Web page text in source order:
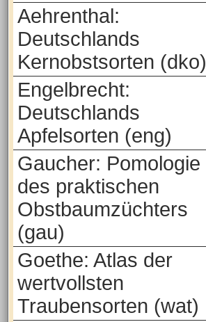
Aehrenthal:
Deutschlands
Kernobstsorten (dko)
Engelbrecht:
Deutschlands
Apfelsorten (eng)
Gaucher: Pomologie
des praktischen
Obstbaumzüchters
(gau)
Goethe: Atlas der
wertvollsten
Traubensorten (wat)